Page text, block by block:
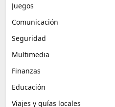
Juegos
Comunicación
Seguridad
Multimedia
Finanzas
Educación
Viajes y guías locales